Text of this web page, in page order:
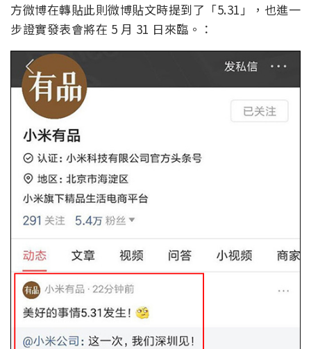
方微博在轉貼此則微博貼文時提到了「5.31」，也進一
步證實發表會將在 5 月 31 日來臨。：